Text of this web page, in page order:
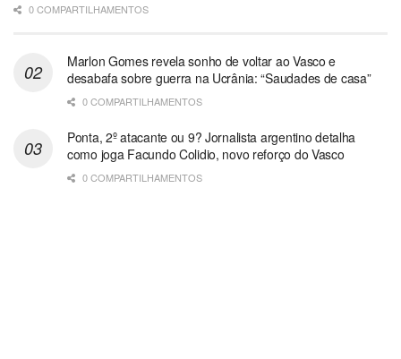
0 COMPARTILHAMENTOS
Marlon Gomes revela sonho de voltar ao Vasco e
desabafa sobre guerra na Ucrânia: “Saudades de casa”
0 COMPARTILHAMENTOS
Ponta, 2º atacante ou 9? Jornalista argentino detalha
como joga Facundo Colidio, novo reforço do Vasco
0 COMPARTILHAMENTOS